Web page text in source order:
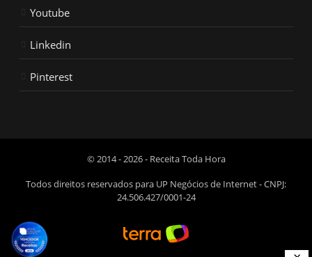
Youtube
Linkedin
Pinterest
© 2014 - 2026 - Receita Toda Hora
Todos direitos reservados para UP Negócios de Internet - CNPJ:
24.506.427/0001-24